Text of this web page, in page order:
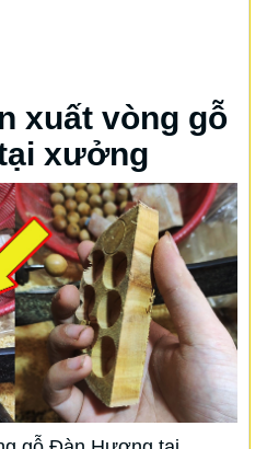
xuất vòng gỗ
xưởng